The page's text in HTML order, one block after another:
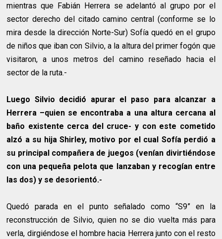
mientras que Fabián Herrera se adelantó al grupo por el
sector derecho del citado camino central (conforme se lo
mira desde la dirección Norte-Sur) Sofía quedó en el grupo
de niños que iban con Silvio, a la altura del primer fogón que
visitaron, a unos metros del camino reseñado hacia el
sector de la ruta.-
Luego Silvio decidió apurar el paso para alcanzar a
Herrera –quien se encontraba a una altura cercana al
baño existente cerca del cruce- y con este cometido
alzó a su hija Shirley, motivo por el cual Sofía perdió a
su principal compañera de juegos (venían divirtiéndose
con una pequeña pelota que lanzaban y recogían entre
las dos) y se desorientó.-
Quedó parada en el punto señalado como “S9” en la
reconstrucción de Silvio, quien no se dio vuelta más para
verla, dirgiéndose el hombre hacia Herrera junto con el resto